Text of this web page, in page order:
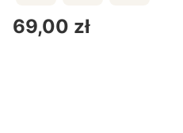
Cena
69,00 zł